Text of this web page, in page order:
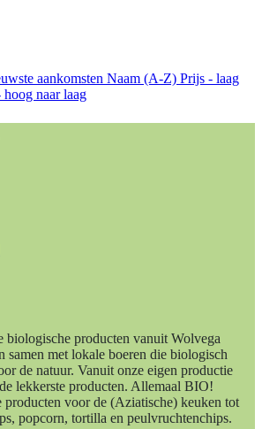
aankomsten Naam (A-Z) Prijs - laag
hoog naar laag
biologische producten vanuit Wolvega
samen met lokale boeren die biologisch
de natuur. Vanuit onze eigen productie
lekkerste producten. Allemaal BIO!
voor de (Aziatische) keuken tot
popcorn, tortilla en peulvruchtenchips.